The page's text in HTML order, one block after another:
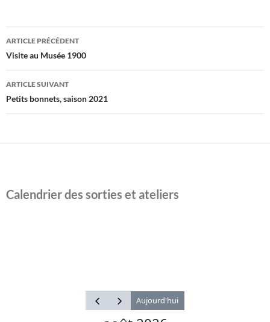
Navigation
des
articles
ARTICLE PRÉCÉDENT
Visite au Musée 1900
ARTICLE SUIVANT
Petits bonnets, saison 2021
Calendrier des sorties et ateliers